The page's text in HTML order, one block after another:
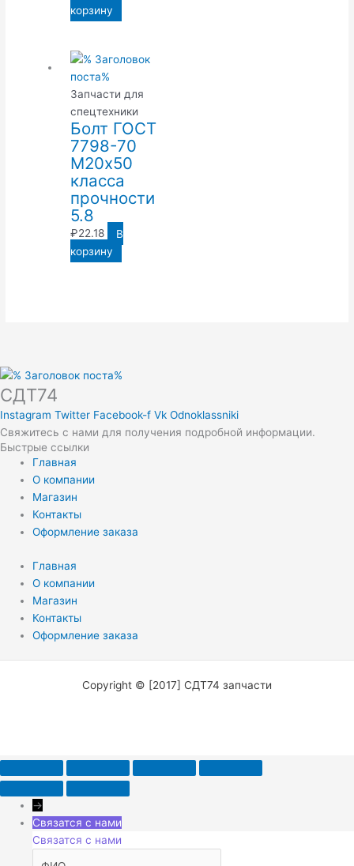
корзину
Запчасти для
спецтехники
Болт ГОСТ
7798-70
М20х50
класса
прочности
5.8
₽22.18
В
корзину
СДТ74
Instagram Twitter Facebook-f Vk Odnoklassniki
Свяжитесь с нами для получения подробной информации.
Быстрые ссылки
Главная
О компании
Магазин
Контакты
Оформление заказа
Главная
О компании
Магазин
Контакты
Оформление заказа
Copyright © [2017] СДТ74 запчасти
→
Связатся с нами
Связатся с нами